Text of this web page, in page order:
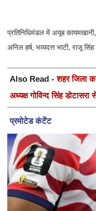
प्रतिनिधिमंडल में अयूब
अनिल हर्ष, भव्यदत्त भाटी, राजू
Also Read -शहर जिला
अध्यक्ष गोविन्द सिंह डोटासरा